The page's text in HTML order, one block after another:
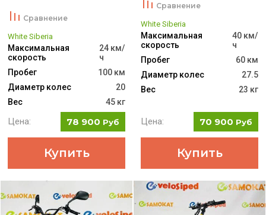
Сравнение
White Siberia
Максимальная
скорость
24 км/
ч
Пробег
100 км
Диаметр колес
20
Вес
45 кг
Цена: 78 900 Руб
Купить
Сравнение
White Siberia
Максимальная
скорость
40 км/
ч
Пробег
60 км
Диаметр колес
27.5
Вес
23 кг
Цена: 70 900 Руб
Купить